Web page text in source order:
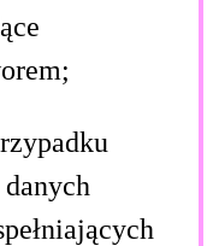
danych